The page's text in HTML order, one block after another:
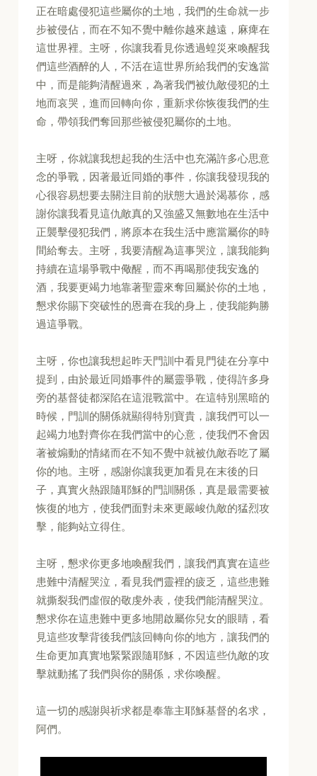
正在暗處侵犯這些屬你的土地，我們的生命就一步
步被侵佔，而在不知不覺中離你越來越遠，麻痺在
這世界裡。主呀，你讓我看見你透過蝗災來喚醒我
們這些酒醉的人，不活在這世界所給我們的安逸當
中，而是能夠清醒過來，為著我們被仇敵侵犯的土
地而哀哭，進而回轉向你，重新求你恢復我們的生
命，帶領我們奪回那些被侵犯屬你的土地。
主呀，你就讓我想起我的生活中也充滿許多心思意
念的爭戰，因著最近同婚的事件，你讓我發現我的
心很容易想要去關注目前的狀態大過於渴慕你，感
謝你讓我看見這仇敵真的又強盛又無數地在生活中
正襲擊侵犯我們，將原本在我生活中應當屬你的時
間給奪去。主呀，我要清醒為這事哭泣，讓我能夠
持續在這場爭戰中儆醒，而不再喝那使我安逸的
酒，我要更竭力地靠著聖靈來奪回屬於你的土地，
懇求你賜下突破性的恩膏在我的身上，使我能夠勝
過這爭戰。
主呀，你也讓我想起昨天門訓中看見門徒在分享中
提到，由於最近同婚事件的屬靈爭戰，使得許多身
旁的基督徒都深陷在這混戰當中。在這特別黑暗的
時候，門訓的關係就顯得特別寶貴，讓我們可以一
起竭力地對齊你在我們當中的心意，使我們不會因
著被煽動的情緒而在不知不覺中就被仇敵吞吃了屬
你的地。主呀，感謝你讓我更加看見在末後的日
子，真實火熱跟隨耶穌的門訓關係，真是最需要被
恢復的地方，使我們面對未來更嚴峻仇敵的猛烈攻
擊，能夠站立得住。
主呀，懇求你更多地喚醒我們，讓我們真實在這些
患難中清醒哭泣，看見我們靈裡的疲乏，這些患難
就撕裂我們虛假的敬虔外表，使我們能清醒哭泣。
懇求你在這患難中更多地開啟屬你兒女的眼睛，看
見這些攻擊背後我們該回轉向你的地方，讓我們的
生命更加真實地緊緊跟隨耶穌，不因這些仇敵的攻
擊就動搖了我們與你的關係，求你喚醒。
這一切的感謝與祈求都是奉靠主耶穌基督的名求，
阿們。